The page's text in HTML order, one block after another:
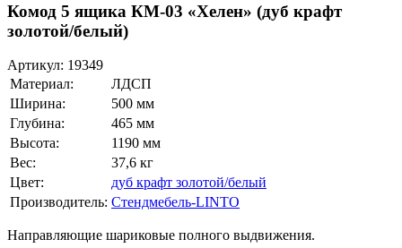
Комод 5 ящика КМ-03 «Хелен» (дуб крафт
золотой/белый)
Артикул: 19349
Материал:
ЛДСП
Ширина:
500 мм
Глубина:
465 мм
Высота:
1190 мм
Вес:
37,6 кг
Цвет:
дуб крафт золотой/белый
Производитель: Стендмебель-LINTO
Направляющие шариковые полного выдвижения.